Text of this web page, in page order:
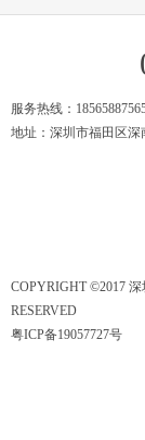
服务热线：
地址：深圳市福田区深
COPYRIGHT ©2017
RESERVED
粤ICP备19057727号